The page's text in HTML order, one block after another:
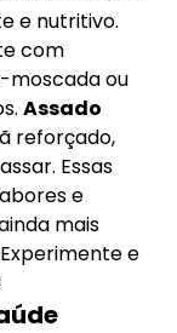
e nutritivo.
com
moscada ou
Assado
reforçado,
Essas
e
mais
e